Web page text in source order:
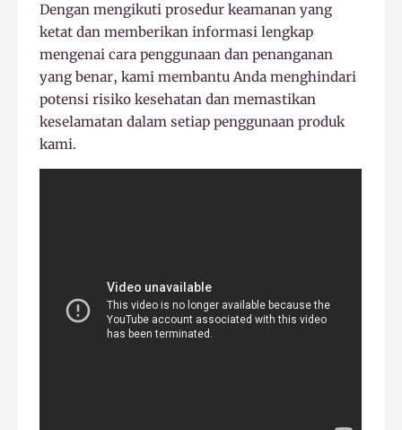
Dengan mengikuti prosedur keamanan yang
ketat dan memberikan informasi lengkap
mengenai cara penggunaan dan penanganan
yang benar, kami membantu Anda menghindari
potensi risiko kesehatan dan memastikan
keselamatan dalam setiap penggunaan produk
kami.